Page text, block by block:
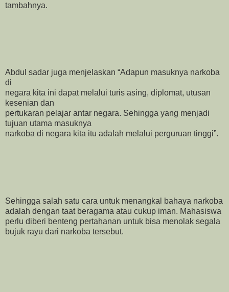
tambahnya.
Abdul sadar juga menjelaskan “Adapun masuknya narkoba
di
negara kita ini dapat melalui turis asing, diplomat, utusan
kesenian dan
pertukaran pelajar antar negara. Sehingga yang menjadi
tujuan utama masuknya
narkoba di negara kita itu adalah melalui perguruan tinggi”.
Sehingga salah satu cara untuk menangkal bahaya narkoba
adalah dengan taat beragama atau cukup iman. Mahasiswa
perlu diberi benteng pertahanan untuk bisa menolak segala
bujuk rayu dari narkoba tersebut.